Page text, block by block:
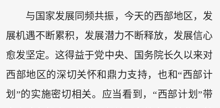
与国家发展同频共振，今天的西部地区，发
展机遇不断累积，发展潜力不断释放，发展信心
愈发坚定。这得益于党中央、国务院长久以来对
西部地区的深切关怀和鼎力支持，也和“西部计
划”的实施密切相关。应当看到，“西部计划”带